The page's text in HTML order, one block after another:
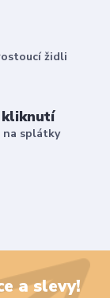
židli
kliknutí
na splátky
a slevy!